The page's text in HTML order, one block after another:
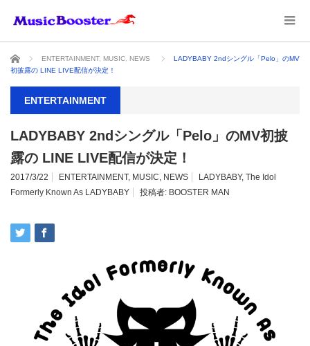
ホーム ENTERTAINMENT, MUSIC NEWS
LADYBABY 2ndシングル「Pelo」のMV
初披露の LINE LIVE配信が決定！
ENTERTAINMENT
LADYBABY 2ndシングル「Pelo」のMV初披
露の LINE LIVE配信が決定！
2017/3/22 ENTERTAINMENT, MUSIC, NEWS LADYBABY, The Idol
Formerly Known As LADYBABY
投稿者: BOOSTER MAN